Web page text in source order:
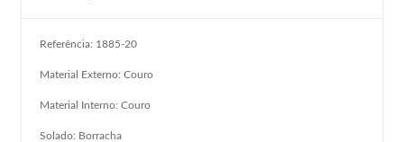
Referência: 1885-20
Material Externo: Couro
Material Interno: Couro
Solado: Borracha